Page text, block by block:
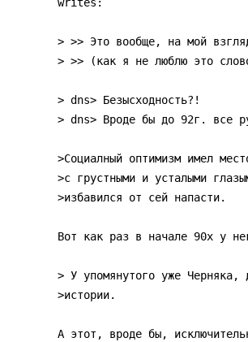
writes:
> >> Это вообще, на мой
> >> (как я не люблю это
> dns> Безысходность?!
> dns> Вроде бы до 92г. все
>Социалный оптимизм имел
>с грустными и усталыми
>избавился от сей напасти.
Вот как раз в начале 90х у
> У упомянутого уже Черняка,
>истории.
А этот, вроде бы,